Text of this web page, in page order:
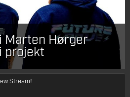
Marten Hørger
projekt
Stream!